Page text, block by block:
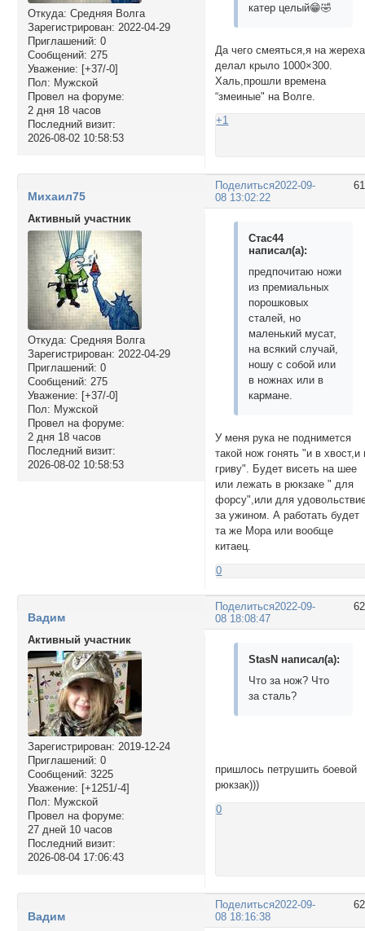
Откуда: Средняя Волга
Зарегистрирован: 2022-04-29
Приглашений: 0
Сообщений: 275
Уважение: [+37/-0]
Пол: Мужской
Провел на форуме:
2 дня 18 часов
Последний визит:
2026-08-02 10:58:53
катер целый😁🤣
Да чего смеяться,я на жереха
делал крыло 1000×300.
Халь,прошли времена
“змеиные" на Волге.
+1
Поделиться2022-09-
08 13:02:22
Михаил75
Активный участник
Откуда: Средняя Волга
Зарегистрирован: 2022-04-29
Приглашений: 0
Сообщений: 275
Уважение: [+37/-0]
Пол: Мужской
Провел на форуме:
2 дня 18 часов
Последний визит:
2026-08-02 10:58:53
Стас44
написал(а):
предпочитаю ножи
из премиальных
порошковых
сталей, но
маленький мусат,
на всякий случай,
ношу с собой или
в ножнах или в
кармане.
У меня рука не поднимется
такой нож гонять "и в хвост,и
гриву". Будет висеть на шее
или лежать в рюкзаке " для
форсу",или для
за ужином. А работать будет
та же Мора или вообще
китаец.
0
Поделиться2022-09-
08 18:08:47
Вадим
Активный участник
Зарегистрирован: 2019-12-24
Приглашений: 0
Сообщений: 3225
Уважение: [+1251/-4]
Пол: Мужской
Провел на форуме:
27 дней 10 часов
Последний визит:
2026-08-04 17:06:43
StasN написал(а):
Что за нож? Что
за сталь?
пришлось петрушить боевой
рюкзак)))
0
Поделиться2022-09-
08 18:16:38
Вадим